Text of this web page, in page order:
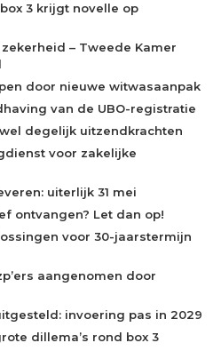
3 krijgt novelle op
– Tweede Kamer
door nieuwe witwasaanpak
van de UBO-registratie
degelijk uitzendkrachten
voor zakelijke
uiterlijk 31 mei
ontvangen? Let dan op!
voor 30-jaarstermijn
aangenomen door
invoering pas in 2029
dillema’s rond box 3